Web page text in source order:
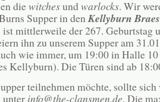
diewitchesundwarlocks. Wir
Supper in denKellyburn Braes
ist mittlerweile der 267. Geburtstag
ihn zu unserem Supper am
wie immer, um 19:00 in Halle
Kellyburn). Die Türen sind ab
teilnehmen möchte, sollte
unter info@the-clansmen.de. Die